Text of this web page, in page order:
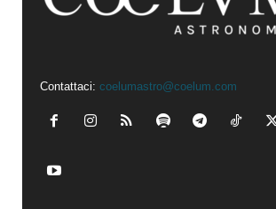
Contattaci: coelumastro@coelum.com